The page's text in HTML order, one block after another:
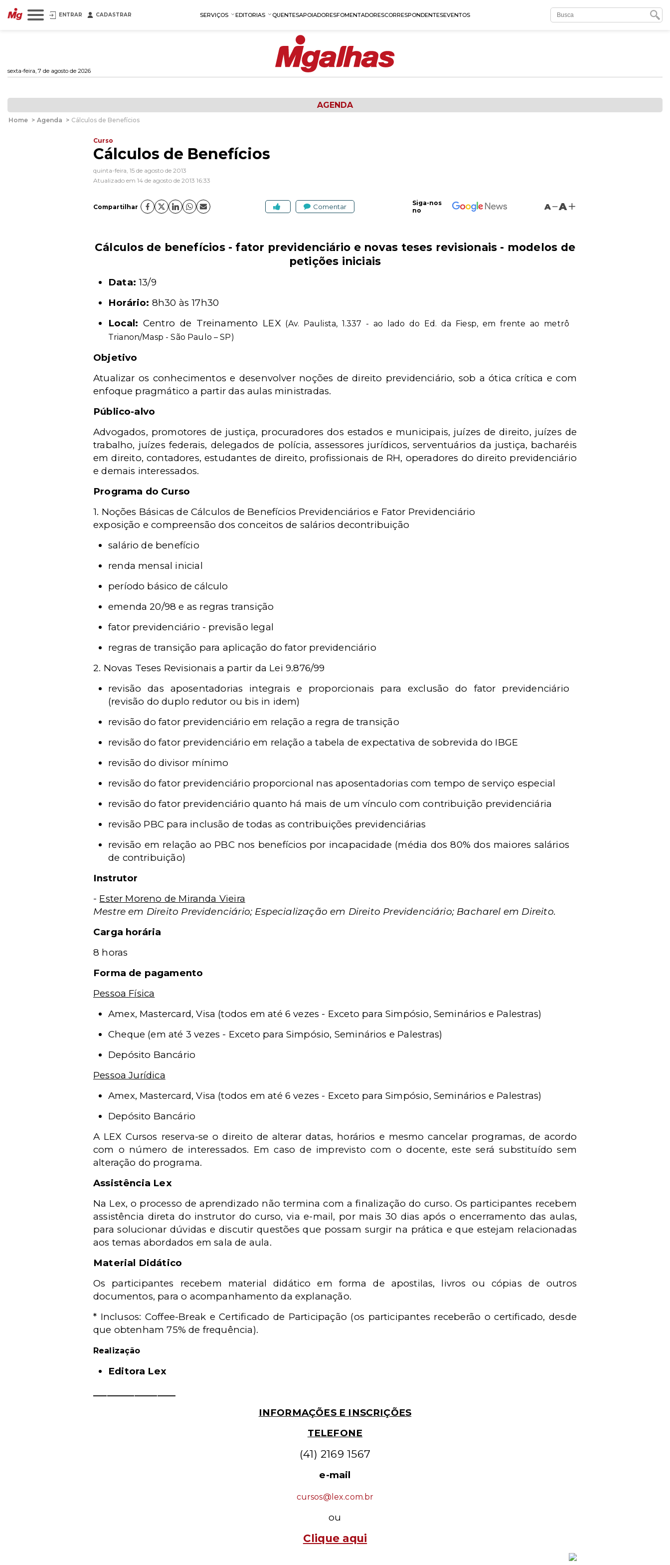
ENTRAR CADASTRAR SERVIÇOS EDITORIAS QUENTESAPOIADORESFOMENTADORESCORRESPONDENTESEVENTOS
sexta-feira, 7 de agosto de 2026
AGENDA
Home > Agenda > Cálculos de Benefícios
Curso
Cálculos de Benefícios
quinta-feira, 15 de agosto de 2013
Atualizado em 14 de agosto de 2013 16:33
Compartilhar Comentar
Siga-nos
no
A A
Cálculos de benefícios - fator previdenciário e novas teses revisionais - modelos de
petições iniciais
Data: 13/9
Horário: 8h30 às 17h30
Local: Centro de Treinamento LEX (Av. Paulista, 1.337 - ao lado do Ed. da Fiesp, em frente ao metrô
Trianon/Masp - São Paulo – SP)
Objetivo
Atualizar os conhecimentos e desenvolver noções de direito previdenciário, sob a ótica crítica e com
enfoque pragmático a partir das aulas ministradas.
Público-alvo
Advogados, promotores de justiça, procuradores dos estados e municipais, juízes de direito, juízes de
trabalho, juízes federais, delegados de polícia, assessores jurídicos, serventuários da justiça, bacharéis
em direito, contadores, estudantes de direito, profissionais de RH, operadores do direito previdenciário
e demais interessados.
Programa do Curso
1. Noções Básicas de Cálculos de Benefícios Previdenciários e Fator Previdenciário
exposição e compreensão dos conceitos de salários decontribuição
salário de benefício
renda mensal inicial
período básico de cálculo
emenda 20/98 e as regras transição
fator previdenciário - previsão legal
regras de transição para aplicação do fator previdenciário
2. Novas Teses Revisionais a partir da Lei 9.876/99
revisão das aposentadorias integrais e proporcionais para exclusão do fator previdenciário
(revisão do duplo redutor ou bis in idem)
revisão do fator previdenciário em relação a regra de transição
revisão do fator previdenciário em relação a tabela de expectativa de sobrevida do IBGE
revisão do divisor mínimo
revisão do fator previdenciário proporcional nas aposentadorias com tempo de serviço especial
revisão do fator previdenciário quanto há mais de um vínculo com contribuição previdenciária
revisão PBC para inclusão de todas as contribuições previdenciárias
revisão em relação ao PBC nos benefícios por incapacidade (média dos 80% dos maiores salários
de contribuição)
Instrutor
- Ester Moreno de Miranda Vieira
Mestre em Direito Previdenciário; Especialização em Direito Previdenciário; Bacharel em Direito.
Carga horária
8 horas
Forma de pagamento
Pessoa Física
Amex, Mastercard, Visa (todos em até 6 vezes - Exceto para Simpósio, Seminários e Palestras)
Cheque (em até 3 vezes - Exceto para Simpósio, Seminários e Palestras)
Depósito Bancário
Pessoa Jurídica
Amex, Mastercard, Visa (todos em até 6 vezes - Exceto para Simpósio, Seminários e Palestras)
Depósito Bancário
A LEX Cursos reserva-se o direito de alterar datas, horários e mesmo cancelar programas, de acordo
com o número de interessados. Em caso de imprevisto com o docente, este será substituído sem
alteração do programa.
Assistência Lex
Na Lex, o processo de aprendizado não termina com a finalização do curso. Os participantes recebem
assistência direta do instrutor do curso, via e-mail, por mais 30 dias após o encerramento das aulas,
para solucionar dúvidas e discutir questões que possam surgir na prática e que estejam relacionadas
aos temas abordados em sala de aula.
Material Didático
Os participantes recebem material didático em forma de apostilas, livros ou cópias de outros
documentos, para o acompanhamento da explanação.
* Inclusos: Coffee-Break e Certificado de Participação (os participantes receberão o certificado, desde
que obtenham 75% de frequência).
Realização
Editora Lex
INFORMAÇÕES E INSCRIÇÕES
TELEFONE
(41) 2169 1567
e-mail
cursos@lex.com.br
ou
Clique aqui